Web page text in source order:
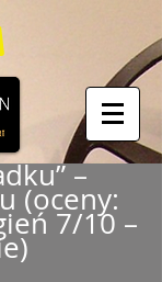
–
(oceny:
7/10 –